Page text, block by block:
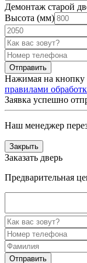
Демонтаж старой
Высота (мм)
Нажимая на кнопку
правилами
Заявка успешно
Наш менеджер
Закрыть
Заказать дверь
Предварительная